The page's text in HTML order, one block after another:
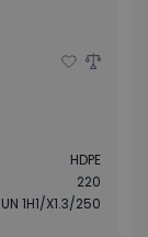
HDPE
220
UN 1H1/X1.3/250